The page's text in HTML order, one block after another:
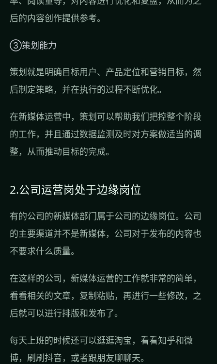
后的内容创作提供参考。
③策划能力
策划就是明确目标用户、产品定位和营销目标，然
后制定策略，并在执行的过程不断优化。
在新媒体运营中，策划可以帮助我们把控整个阶段
的工作，并且通过数据监测及时对方案做适当的调
整，从而推动目标的完成。
2.公司运营岗处于边缘岗位
有的公司的新媒体部门属于公司的边缘岗位。公司
的主要渠道并不是新媒体，公司对于发布的内容也
不要求什么质量。
在这样的公司，新媒体运营的工作就非常的简单，
看看相关的文章，复制粘贴，再进行一些修改，之
后就可以进行排版和发布了。
每天上班的时候还可以逛逛淘宝，看看知乎和微
博，刷刷抖音，或者跟朋友聊聊天。